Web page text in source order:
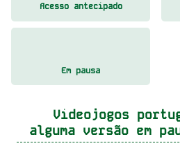
Acesso antecipado
Em pausa
Videojogos
alguma versão em